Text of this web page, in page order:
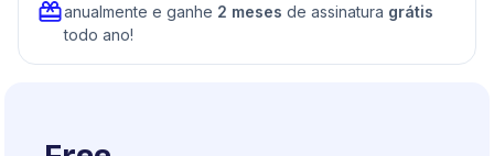
anualmente e ganhe 2 meses de assinatura grátis
todo ano!